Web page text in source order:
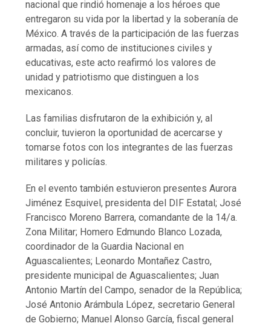
nacional que rindió homenaje a los héroes que
entregaron su vida por la libertad y la soberanía de
México. A través de la participación de las fuerzas
armadas, así como de instituciones civiles y
educativas, este acto reafirmó los valores de
unidad y patriotismo que distinguen a los
mexicanos.
Las familias disfrutaron de la exhibición y, al
concluir, tuvieron la oportunidad de acercarse y
tomarse fotos con los integrantes de las fuerzas
militares y policías.
En el evento también estuvieron presentes Aurora
Jiménez Esquivel, presidenta del DIF Estatal; José
Francisco Moreno Barrera, comandante de la 14/a.
Zona Militar; Homero Edmundo Blanco Lozada,
coordinador de la Guardia Nacional en
Aguascalientes; Leonardo Montañez Castro,
presidente municipal de Aguascalientes; Juan
Antonio Martín del Campo, senador de la República;
José Antonio Arámbula López, secretario General
de Gobierno; Manuel Alonso García, fiscal general